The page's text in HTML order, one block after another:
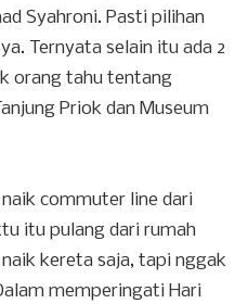
Syahroni. Pasti pilihan
Ternyata selain itu ada 2
orang tahu tentang
Priok dan Museum
commuter line dari
itu pulang dari rumah
kereta saja, tapi nggak
memperingati Hari